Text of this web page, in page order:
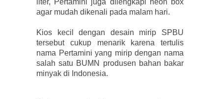
liter, Pertamini juga dilengkapi neon box
agar mudah dikenali pada malam hari.
Kios kecil dengan desain mirip SPBU
tersebut cukup menarik karena tertulis
nama Pertamini yang mirip dengan nama
salah satu BUMN produsen bahan bakar
minyak di Indonesia.